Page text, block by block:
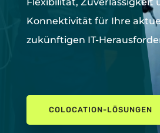
Konnektivität für Ihre
zukünftigen IT-
COLOCATION-LÖSUNGEN